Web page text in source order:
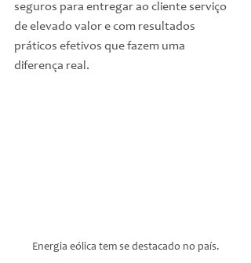
seguros para entregar ao cliente serviço
de elevado valor e com resultados
práticos efetivos que fazem uma
diferença real.
Energia eólica tem se destacado no país.